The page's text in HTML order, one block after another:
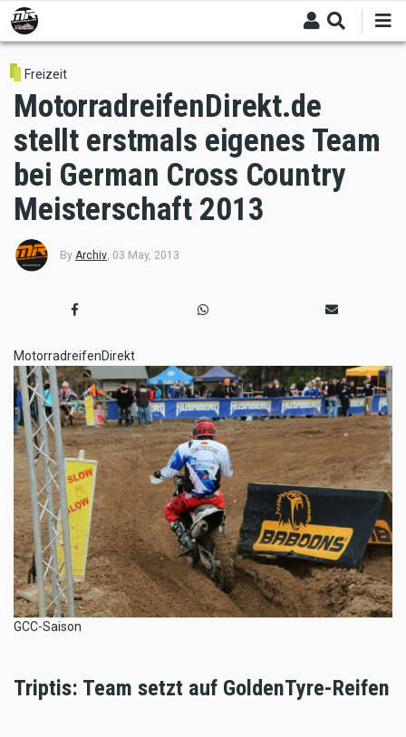
Skip
to
main
content
Freizeit
MotorradreifenDirekt.de
stellt erstmals eigenes Team
bei German Cross Country
Meisterschaft 2013
By Archiv, 03 May, 2013
MotorradreifenDirekt
GCC-Saison
Triptis: Team setzt auf GoldenTyre-Reifen